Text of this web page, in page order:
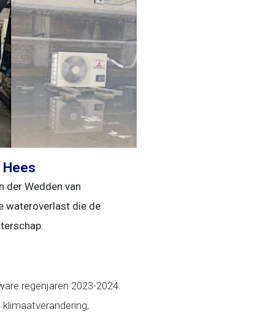
Hees
der Wedden van
wateroverlast die de
regenjaren 2023-2024.